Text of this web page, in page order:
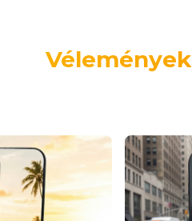
Vélemények